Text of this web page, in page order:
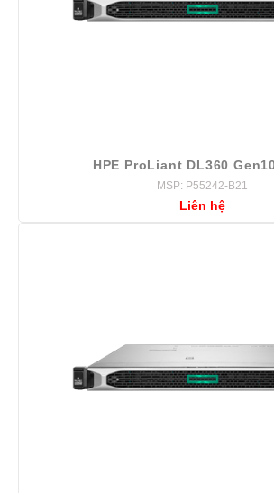
HPE ProLiant DL360
MSP: P55242-B21
Liên hệ